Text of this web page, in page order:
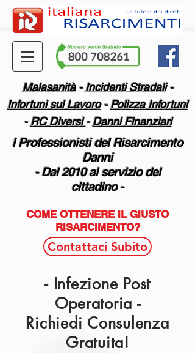
Malasanità-Incidenti Stradali-
Infortuni sul Lavoro-Polizza Infortuni
-RC Diversi-Danni Finanziari
I Professionisti del Risarcimento
Danni
-Dal 2010 al servizio del
cittadino -
COME OTTENERE IL GIUSTO
RISARCIMENTO?
Contattaci Subito
- Infezione Post
Operatoria -
Richiedi Consulenza
Gratuita!